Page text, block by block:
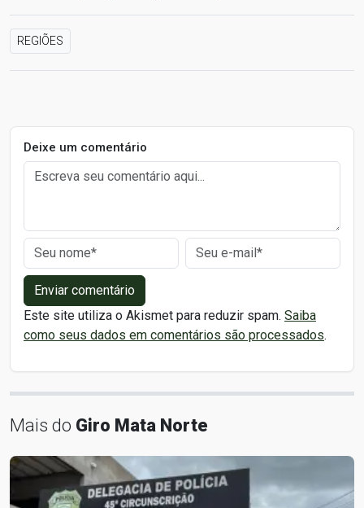
REGIÕES
Deixe um comentário
Enviar comentário
Este site utiliza o Akismet para reduzir spam. Saiba
como seus dados em comentários são processados.
Mais do Giro Mata Norte